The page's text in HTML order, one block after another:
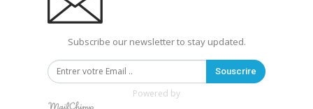
Subscribe our newsletter to stay updated.
Souscrire
Powered by